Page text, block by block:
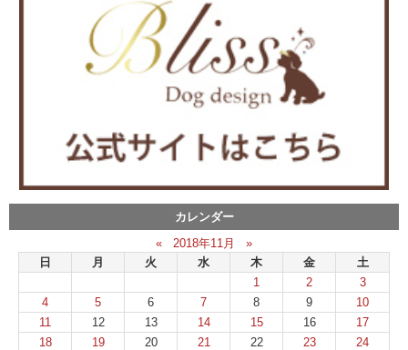
カレンダー
«
2018年11月
»
日
月 火 水 木 金
土
1
2
3
4
5 6 7 8 9
10
11
12 13 14 15 16
17
18
19 20 21 22 23
24